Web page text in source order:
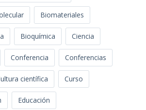
Biomateriales
Bioquímica Ciencia
Conferencia Conferencias
científica Curso
Educación